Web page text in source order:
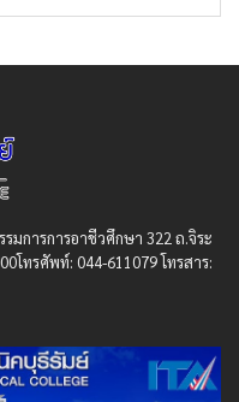
มการการอาชีวศึกษา 322 ถ.จิระ
โทรศัพท์: 044-611079 โทรสาร: